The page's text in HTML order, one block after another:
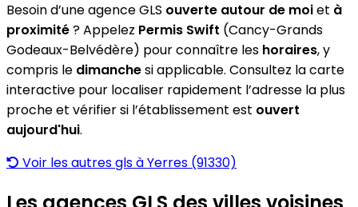
Besoin d’une agence GLS ouverte autour de moiet à
proximité? Appelez Permis Swift (Cancy-Grands
Godeaux-Belvédère) pour connaître les horaires, y
compris le dimanchesi applicable. Consultez la carte
interactive pour localiser rapidement l’adresse la plus
proche et vérifier si l’établissement est ouvert
aujourd'hui.
Voir les autres gls à Yerres (91330)